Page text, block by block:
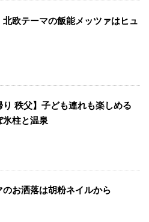
北欧テーマの飯能メッツァはヒュ
り 秩父】子ども連れも楽しめる
氷柱と温泉
のお洒落は胡粉ネイルから